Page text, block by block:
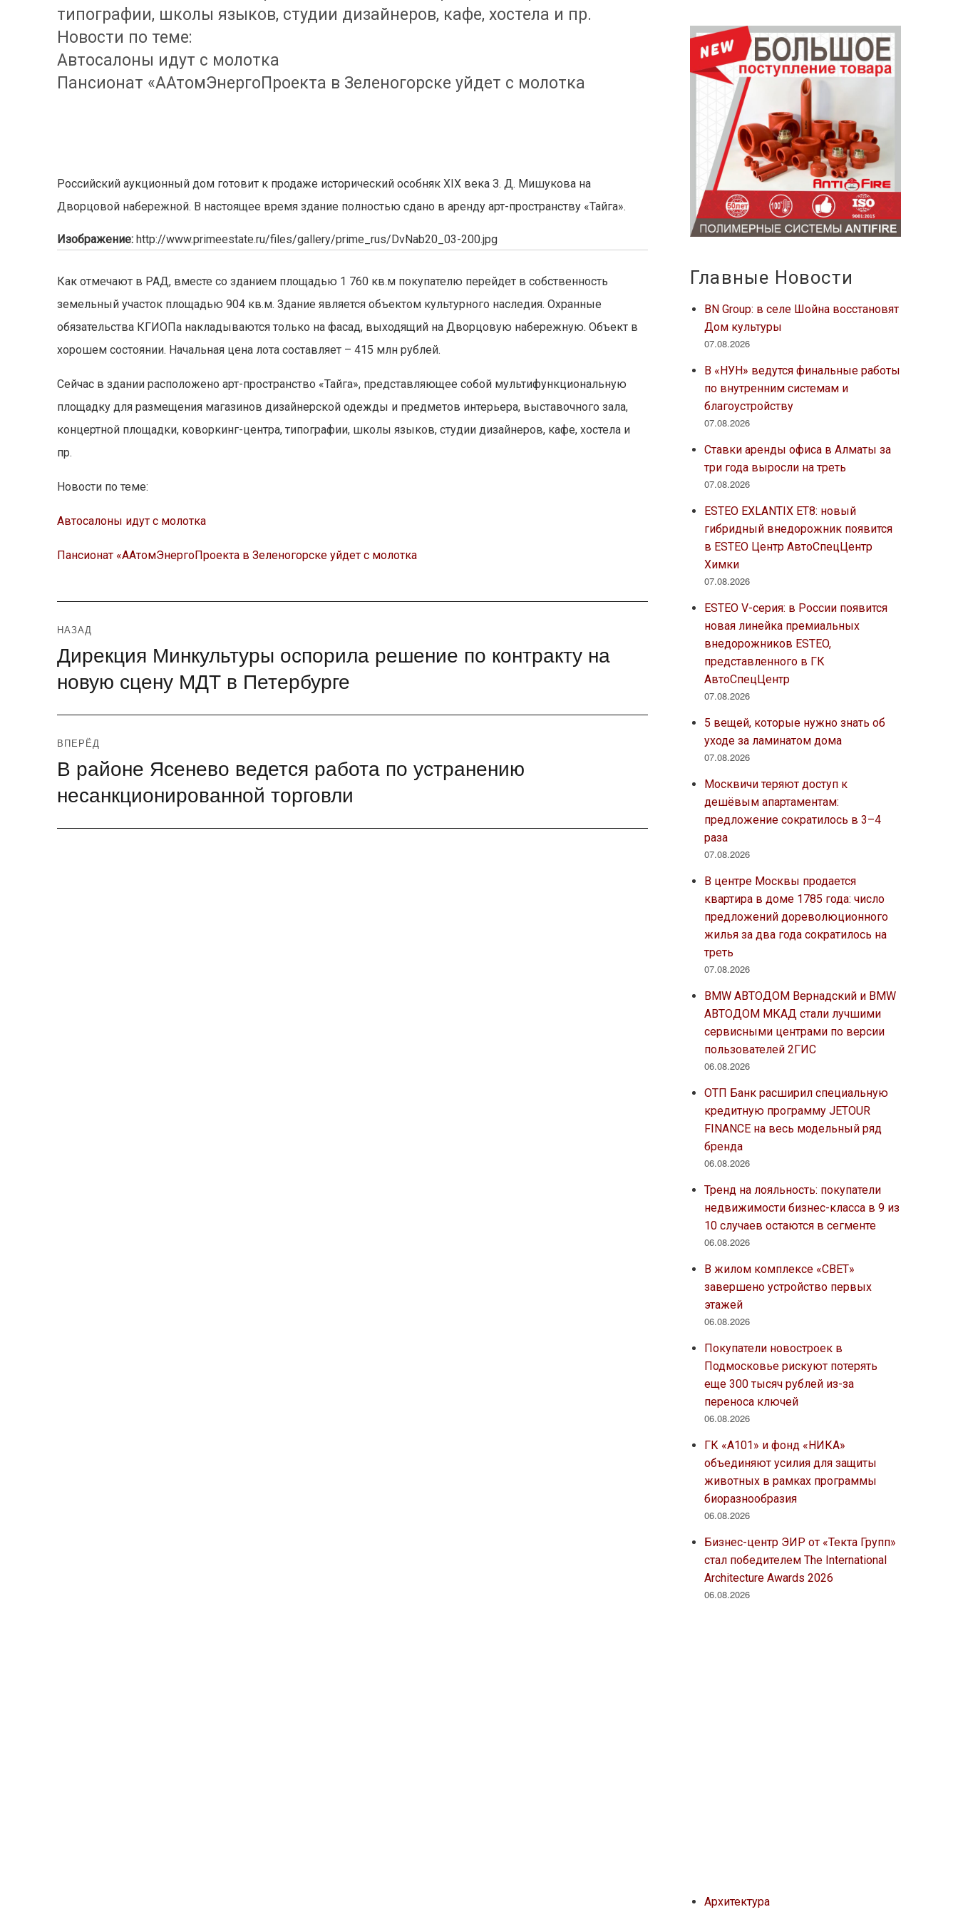
типографии, школы языков, студии дизайнеров, кафе, хостела и пр.
Новости по теме:
Автосалоны идут с молотка
Пансионат «ААтомЭнергоПроекта в Зеленогорске уйдет с молотка
Российский аукционный дом готовит к продаже исторический особняк XIX века З. Д. Мишукова на
Дворцовой набережной. В настоящее время здание полностью сдано в аренду арт-пространству «Тайга».
Изображение:http://www.primeestate.ru/files/gallery/prime_rus/DvNab20_03-200.jpg
Как отмечают в РАД, вместе со зданием площадью 1 760 кв.м покупателю перейдет в собственность
земельный участок площадью 904 кв.м. Здание является объектом культурного наследия. Охранные
обязательства КГИОПа накладываются только на фасад, выходящий на Дворцовую набережную. Объект в
хорошем состоянии. Начальная цена лота составляет – 415 млн рублей.
Сейчас в здании расположено арт-пространство «Тайга», представляющее собой мультифункциональную
площадку для размещения магазинов дизайнерской одежды и предметов интерьера, выставочного зала,
концертной площадки, коворкинг-центра, типографии, школы языков, студии дизайнеров, кафе, хостела и
пр.
Новости по теме:
Автосалоны идут с молотка
Пансионат «ААтомЭнергоПроекта в Зеленогорске уйдет с молотка
Навигация
по
записям
НАЗАД
Предыдущая
запись:
Дирекция Минкультуры оспорила решение по контракту на
новую сцену МДТ в Петербурге
ВПЕРЁД
Следующая
запись:
В районе Ясенево ведется работа по устранению
несанкционированной торговли
Главные Новости
BN Group: в селе Шойна восстановят
Дом культуры
07.08.2026
В «НУН» ведутся финальные работы
по внутренним системам и
благоустройству
07.08.2026
Ставки аренды офиса в Алматы за
три года выросли на треть
07.08.2026
ESTEO EXLANTIX ET8: новый
гибридный внедорожник появится
в ESTEO Центр АвтоСпецЦентр
Химки
07.08.2026
ESTEO V-серия: в России появится
новая линейка премиальных
внедорожников ESTEO,
представленного в ГК
АвтоСпецЦентр
07.08.2026
5 вещей, которые нужно знать об
уходе за ламинатом дома
07.08.2026
Москвичи теряют доступ к
дешёвым апартаментам:
предложение сократилось в 3–4
раза
07.08.2026
В центре Москвы продается
квартира в доме 1785 года: число
предложений дореволюционного
жилья за два года сократилось на
треть
07.08.2026
BMW АВТОДОМ Вернадский и BMW
АВТОДОМ МКАД стали лучшими
сервисными центрами по версии
пользователей 2ГИС
06.08.2026
ОТП Банк расширил специальную
кредитную программу JETOUR
FINANCE на весь модельный ряд
бренда
06.08.2026
Тренд на лояльность: покупатели
недвижимости бизнес-класса в 9 из
10 случаев остаются в сегменте
06.08.2026
В жилом комплексе «СВЕТ»
завершено устройство первых
этажей
06.08.2026
Покупатели новостроек в
Подмосковье рискуют потерять
еще 300 тысяч рублей из-за
переноса ключей
06.08.2026
ГК «А101» и фонд «НИКА»
объединяют усилия для защиты
животных в рамках программы
биоразнообразия
06.08.2026
Бизнес-центр ЭИР от «Текта Групп»
стал победителем The International
Architecture Awards 2026
06.08.2026
Архитектура